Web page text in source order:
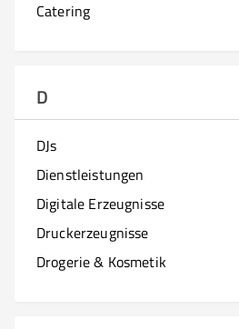
Catering
D
DJs
Dienstleistungen
Digitale Erzeugnisse
Druckerzeugnisse
Drogerie & Kosmetik